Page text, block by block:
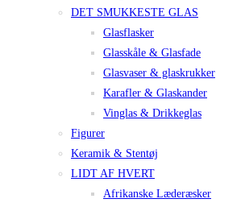
DET SMUKKESTE GLAS
Glasflasker
Glasskåle & Glasfade
Glasvaser & glaskrukker
Karafler & Glaskander
Vinglas & Drikkeglas
Figurer
Keramik & Stentøj
LIDT AF HVERT
Afrikanske Læderæsker